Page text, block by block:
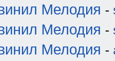
Мелодия -
Мелодия -
Мелодия -